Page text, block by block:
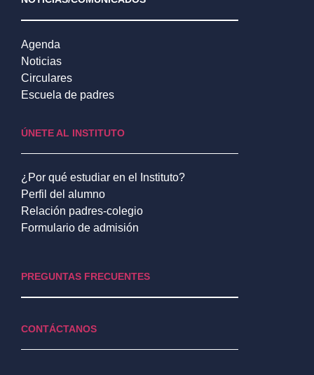
Agenda
Noticias
Circulares
Escuela de padres
ÚNETE AL INSTITUTO
¿Por qué estudiar en el Instituto?
Perfil del alumno
Relación padres-colegio
Formulario de admisión
PREGUNTAS FRECUENTES
CONTÁCTANOS